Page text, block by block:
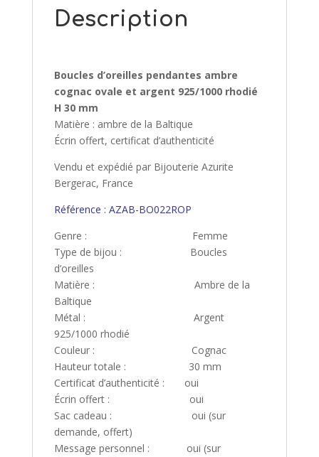
Description
Boucles d’oreilles pendantes ambre
cognac ovale et argent 925/1000 rhodié
H 30 mm
Matière : ambre de la Baltique
Écrin offert, certificat d’authenticité
Vendu et expédié par Bijouterie Azurite
Bergerac, France
Référence : AZAB-BO022ROP
Genre : Femme
Type de bijou : Boucles
d’oreilles
Matière : Ambre de la
Baltique
Métal : Argent
925/1000 rhodié
Couleur : Cognac
Hauteur totale : 30 mm
Certificat d’authenticité : oui
Écrin offert : oui
Sac cadeau : oui (sur
demande, offert)
Message personnel : oui (sur